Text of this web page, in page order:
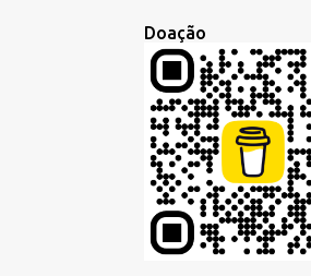
EDUCAÇÃO
EMPREGO EMPRESA
ENSINO EQUÍVOCO
ESCREVER ESCRITA
ESCUTAR ESLAVA
ESPERANTISTAS
ESTILO ESTRANGEIRO
Doação